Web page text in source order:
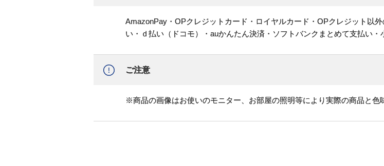
AmazonPay・OPクレジットカード・ロイヤルカード・OPクレジット以
い・ｄ払い（ドコモ）・auかんたん決済・ソフトバンクまとめて支払い
ご注意
※商品の画像はお使いのモニター、お部屋の照明等により実際の商品と色